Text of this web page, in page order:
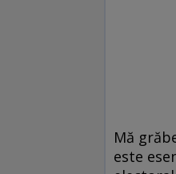
Mă
este